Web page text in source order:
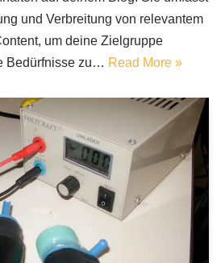
und Verbreitung von relevantem
um deine Zielgruppe
Bedürfnisse zu… Read More »